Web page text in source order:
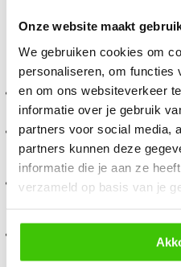
Onze website maakt
We gebruiken cookies om
personaliseren, om functies
en om ons websiteverkeer
informatie over je gebruik
partners voor social media,
partners kunnen deze
informatie die je aan ze
verzameld op basis van je
Voordelen van een
Het hebben van een Lodge
zetten er een aantal voor je op
De pannen bevatten een
behandeling met plantaardige
soja.
De pannen zijn gemaakt van
pannen evenredig warm op
temperatuur heel warm. Het
waardoor jij je gerecht
Alle warmtebronnen zijn
Dit is inclusief inductie, waar je
de oven.
onderhoud goed doet, kun je
pannen.